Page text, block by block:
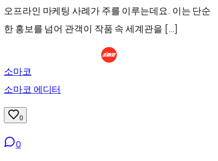
오프라인 마케팅 사례가 주를 이루는데요. 이는 단순
한 홍보를 넘어 관객이 작품 속 세계관을 […]
소마코
소마코 에디터
0
0